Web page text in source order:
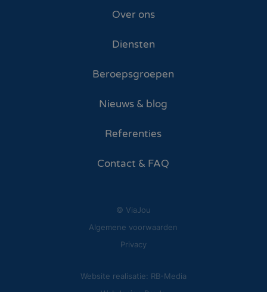
Over ons
Diensten
Beroepsgroepen
Nieuws & blog
Referenties
Contact & FAQ
© ViaJou
Algemene voorwaarden
Privacy
Website realisatie: RB-Media